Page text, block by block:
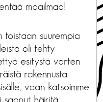
maailmaa!
toistaan suurempia
oli tehty
esitystä varten
rakennusta.
vaan katsoimme
häiritä.